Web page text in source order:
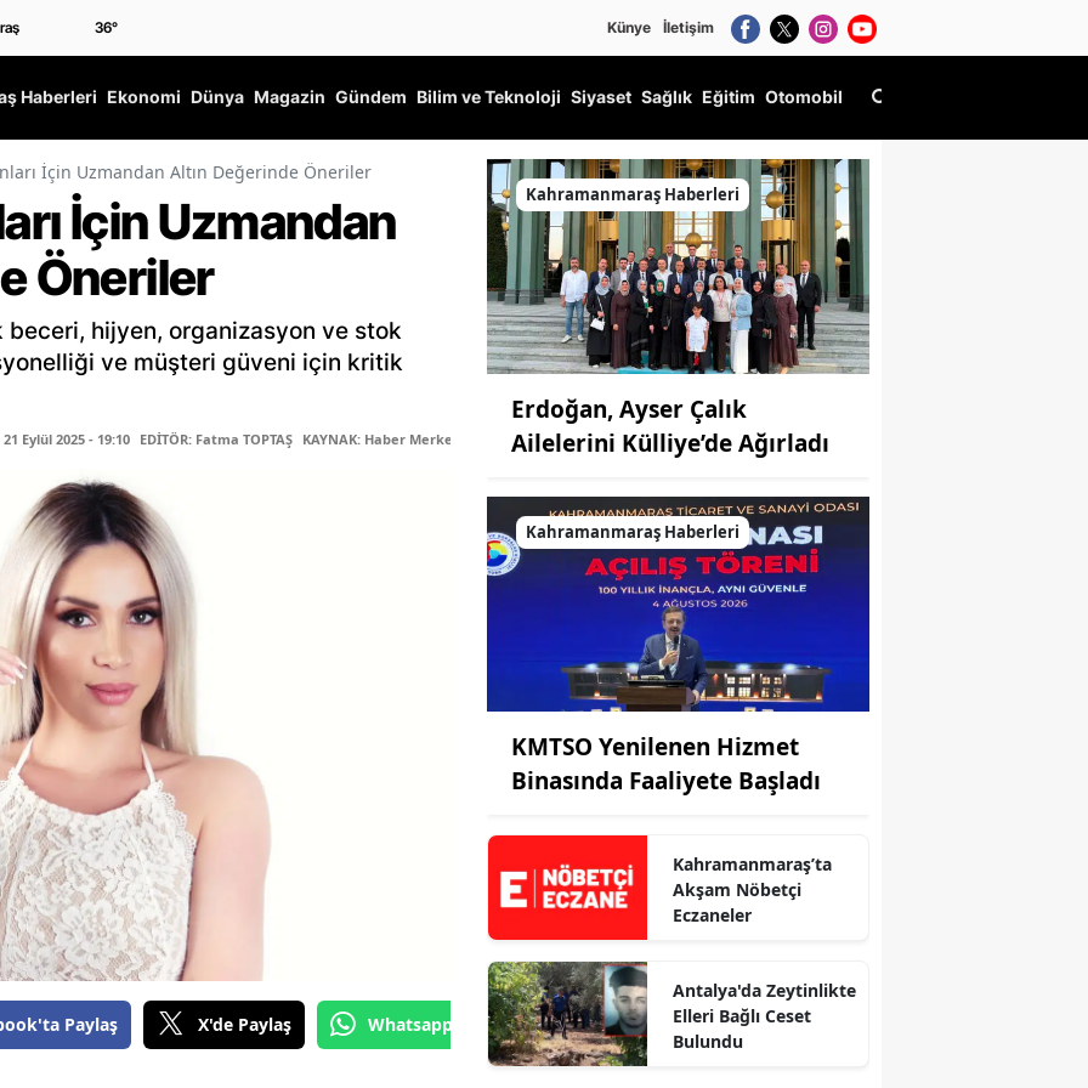
36° Künye İletişim
Haberleri Ekonomi Dünya Magazin Gündem Bilim ve Teknoloji Siyaset Sağlık Eğitim Otomobil
İçin Uzmandan Altın Değerinde Öneriler
İçin Uzmandan
Öneriler
hijyen, organizasyon ve stok
ve müşteri güveni için kritik
21 Eylül 2025 - 19:10 EDİTÖR: Fatma TOPTAŞ KAYNAK: Haber Merkezi
Paylaş X'de Paylaş Whatsapp'tan Gönder
Kahramanmaraş Haberleri
Erdoğan, Ayser Çalık
Ailelerini Külliye’de Ağırladı
Kahramanmaraş Haberleri
KMTSO Yenilenen Hizmet
Binasında Faaliyete Başladı
Kahramanmaraş’ta
Akşam Nöbetçi
Eczaneler
Antalya'da Zeytinlikte
Elleri Bağlı Ceset
Bulundu